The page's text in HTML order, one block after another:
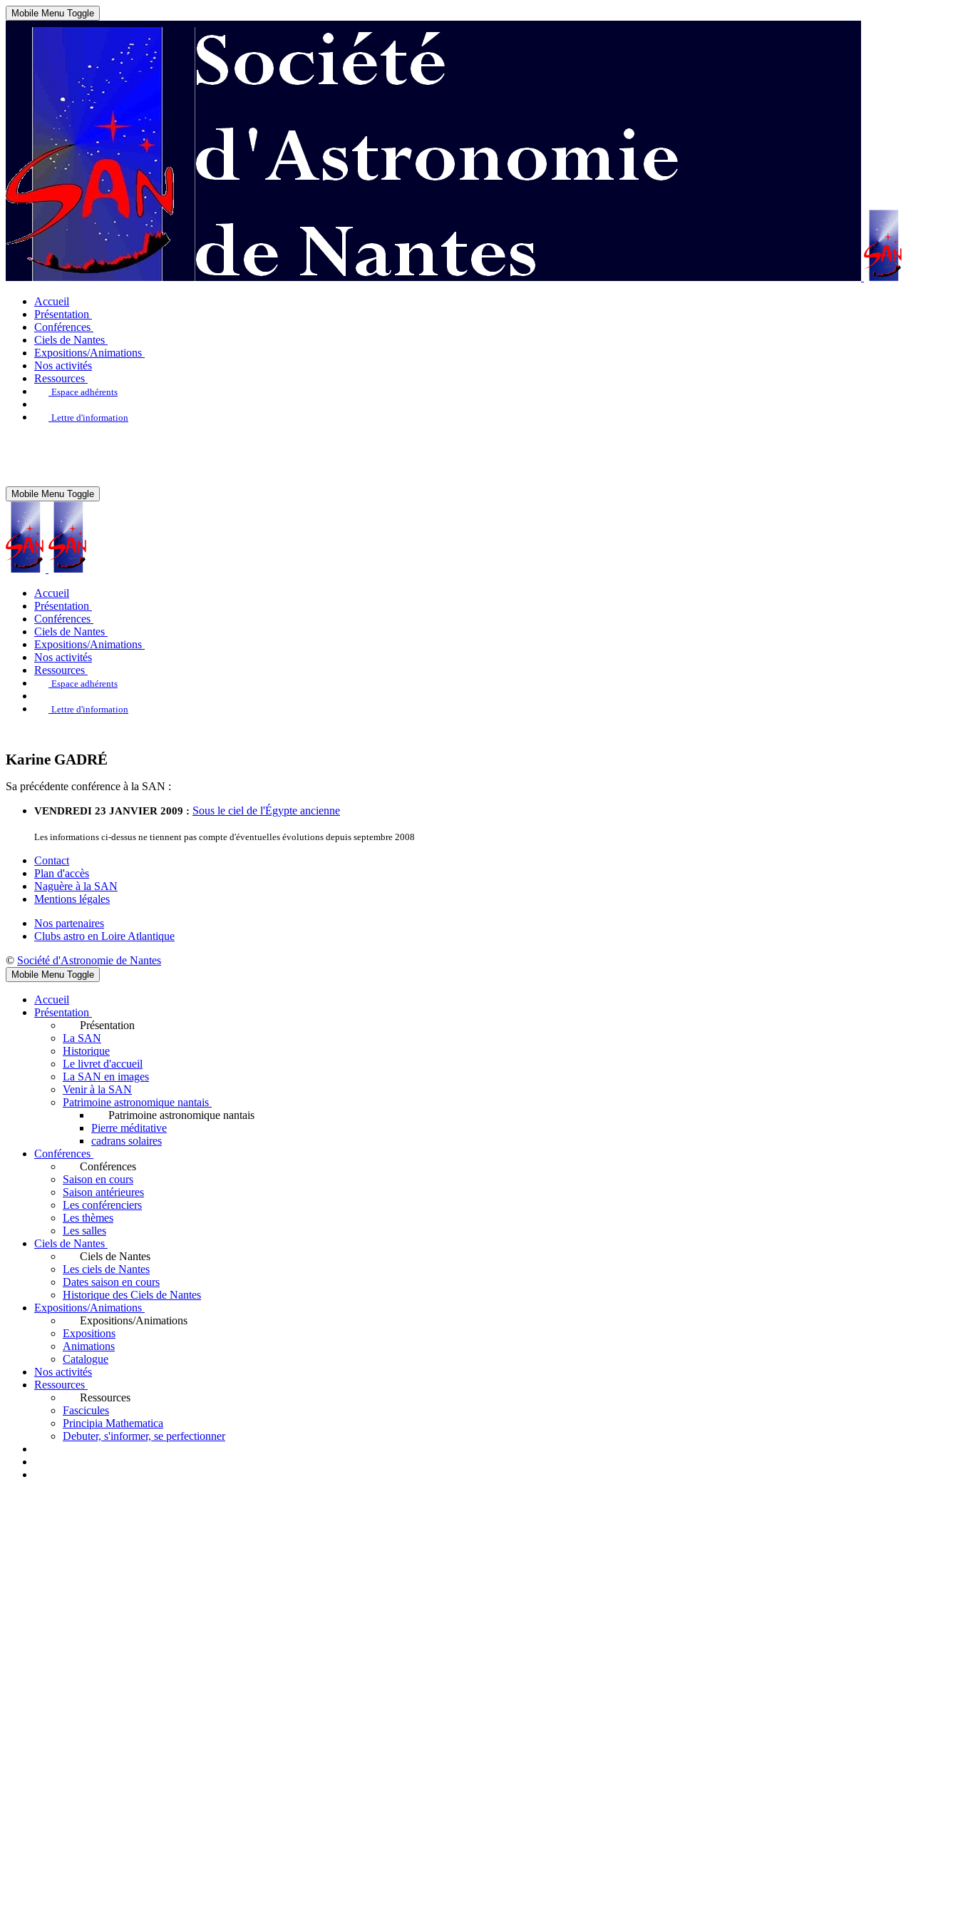
Mobile Menu Toggle
Accueil
Présentation
Conférences
Ciels de Nantes
Expositions/Animations
Nos activités
Ressources
Espace adhérents
Lettre d'information
Mobile Menu Toggle
Accueil
Présentation
Conférences
Ciels de Nantes
Expositions/Animations
Nos activités
Ressources
Espace adhérents
Lettre d'information
Karine GADRÉ
Sa précédente conférence à la SAN :
VENDREDI 23 JANVIER 2009 : Sous le ciel de l'Égypte ancienne
Les informations ci-dessus ne tiennent pas compte d'éventuelles évolutions depuis septembre 2008
Contact
Plan d'accès
Naguère à la SAN
Mentions légales
Nos partenaires
Clubs astro en Loire Atlantique
© Société d'Astronomie de Nantes
Mobile Menu Toggle
Accueil
Présentation
Présentation
La SAN
Historique
Le livret d'accueil
La SAN en images
Venir à la SAN
Patrimoine astronomique nantais
Patrimoine astronomique nantais
Pierre méditative
cadrans solaires
Conférences
Conférences
Saison en cours
Saison antérieures
Les conférenciers
Les thèmes
Les salles
Ciels de Nantes
Ciels de Nantes
Les ciels de Nantes
Dates saison en cours
Historique des Ciels de Nantes
Expositions/Animations
Expositions/Animations
Expositions
Animations
Catalogue
Nos activités
Ressources
Ressources
Fascicules
Principia Mathematica
Debuter, s'informer, se perfectionner